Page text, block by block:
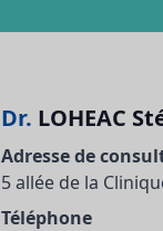
Dr. LOHEAC
Adresse de
5 allée de la
Téléphone